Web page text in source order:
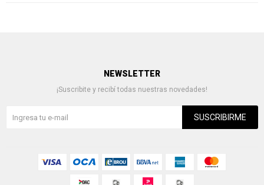
NEWSLETTER
¡Suscribite y recibí todas nuestras novedades!
SUSCRIBIRME